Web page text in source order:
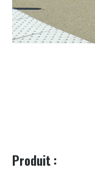
Produit :